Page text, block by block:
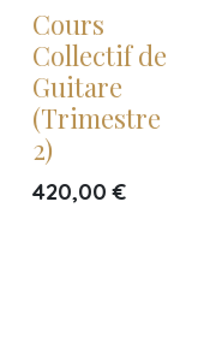
Cours
Collectif de
Guitare
(Trimestre
2)
420,00 €